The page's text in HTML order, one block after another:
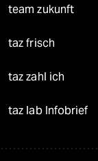
team zukunft
taz frisch
taz zahl ich
taz lab Infobrief